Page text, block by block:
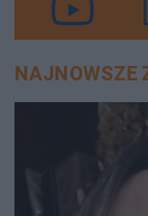
NAJNOWSZE